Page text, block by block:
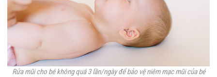
Rửa mũi cho bé không quá 3 lần/ngày để bảo vệ niêm mạc mũi của bé